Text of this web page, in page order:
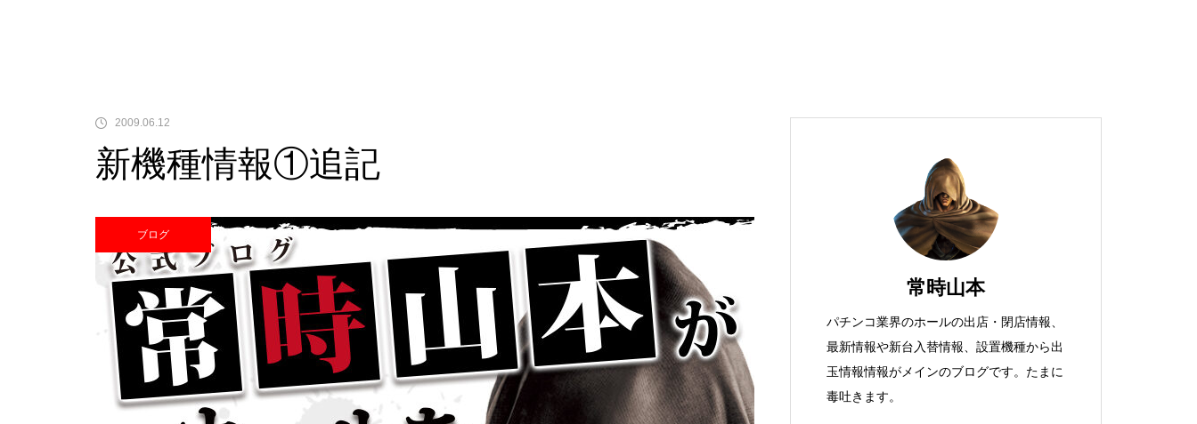
S新鬼武者
検定通過状況 民事再生申請 検定通過状況
2009.06.12
新機種情報①追記
ブログ
常時山本
パチンコ業界のホールの出店・閉店情報、
最新情報や新台入替情報、設置機種から出
玉情報情報がメインのブログです。たまに
毒吐きます。